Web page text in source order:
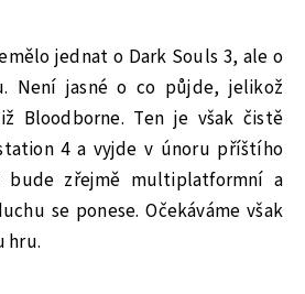
jednat o Dark Souls 3, ale o
Není jasné o co půjde, jelikož
Bloodborne. Ten je však čistě
4 a vyjde v únoru příštího
bude zřejmě multiplatformní a
se ponese. Očekáváme však
hru.